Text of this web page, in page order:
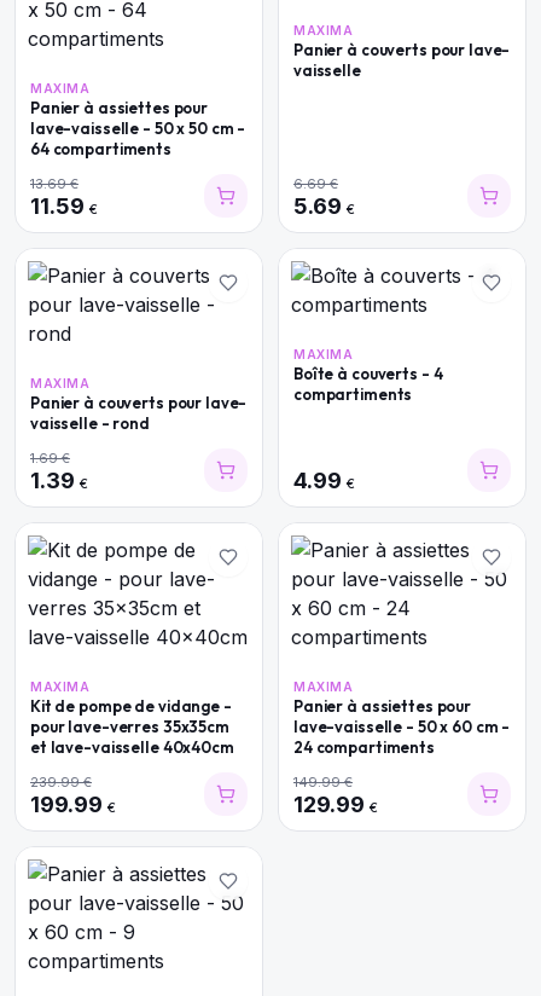
MAXIMA
Panier à assiettes pour
lave-vaisselle - 50 x 50 cm -
64 compartiments
13.69€
11.59 €
MAXIMA
Panier à couverts pour lave-
vaisselle
6.69€
5.69 €
MAXIMA
Panier à couverts pour lave-
vaisselle - rond
1.69€
1.39 €
MAXIMA
Boîte à couverts - 4
compartiments
4.99 €
MAXIMA
Kit de pompe de vidange -
pour lave-verres 35x35cm
et lave-vaisselle 40x40cm
239.99€
199.99 €
MAXIMA
Panier à assiettes pour
lave-vaisselle - 50 x 60 cm -
24 compartiments
149.99€
129.99 €